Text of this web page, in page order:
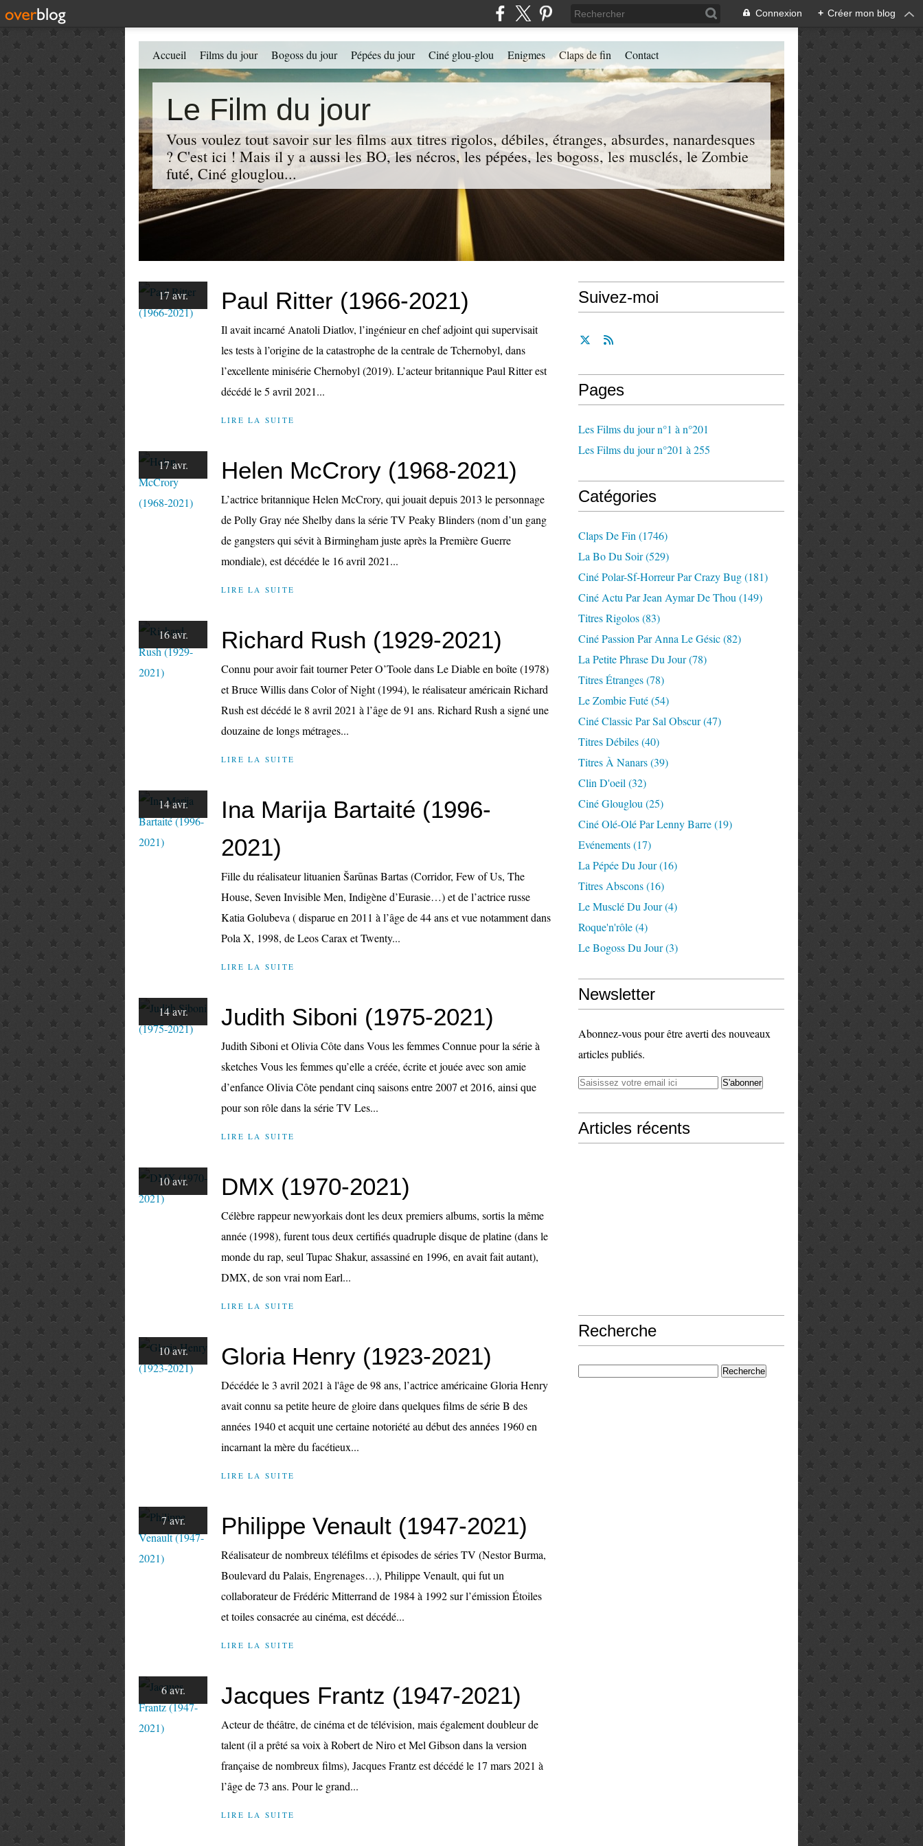
Connexion + Créer mon blog
Le Film du jour
Vous voulez tout savoir sur les films aux titres rigolos, débiles, étranges, absurdes, nanardesques
? C'est ici ! Mais il y a aussi les BO, les nécros, les pépées, les bogoss, les musclés, le Zombie
futé, Ciné glouglou...
Accueil Films du jour Bogoss du jour Pépées du jour Ciné glou-glou Enigmes Claps de fin Contact
17 avr. Paul Ritter (1966-2021)
Il avait incarné Anatoli Diatlov, l’ingénieur en chef adjoint qui supervisait
les tests à l’origine de la catastrophe de la centrale de Tchernobyl, dans
l’excellente minisérie Chernobyl (2019). L’acteur britannique Paul Ritter est
décédé le 5 avril 2021...
LIRE LA SUITE
17 avr. Helen McCrory (1968-2021)
L’actrice britannique Helen McCrory, qui jouait depuis 2013 le personnage
de Polly Gray née Shelby dans la série TV Peaky Blinders (nom d’un gang
de gangsters qui sévit à Birmingham juste après la Première Guerre
mondiale), est décédée le 16 avril 2021...
LIRE LA SUITE
16 avr. Richard Rush (1929-2021)
Connu pour avoir fait tourner Peter O’Toole dans Le Diable en boîte (1978)
et Bruce Willis dans Color of Night (1994), le réalisateur américain Richard
Rush est décédé le 8 avril 2021 à l’âge de 91 ans. Richard Rush a signé une
douzaine de longs métrages...
LIRE LA SUITE
14 avr.
Ina Marija Bartaité (1996-
2021)
Fille du réalisateur lituanien Šarūnas Bartas (Corridor, Few of Us, The
House, Seven Invisible Men, Indigène d’Eurasie…) et de l’actrice russe
Katia Golubeva ( disparue en 2011 à l’âge de 44 ans et vue notamment dans
Pola X, 1998, de Leos Carax et Twenty...
LIRE LA SUITE
14 avr. Judith Siboni (1975-2021)
Judith Siboni et Olivia Côte dans Vous les femmes Connue pour la série à
sketches Vous les femmes qu’elle a créée, écrite et jouée avec son amie
d’enfance Olivia Côte pendant cinq saisons entre 2007 et 2016, ainsi que
pour son rôle dans la série TV Les...
LIRE LA SUITE
10 avr. DMX (1970-2021)
Célèbre rappeur newyorkais dont les deux premiers albums, sortis la même
année (1998), furent tous deux certifiés quadruple disque de platine (dans le
monde du rap, seul Tupac Shakur, assassiné en 1996, en avait fait autant),
DMX, de son vrai nom Earl...
LIRE LA SUITE
10 avr. Gloria Henry (1923-2021)
Décédée le 3 avril 2021 à l'âge de 98 ans, l’actrice américaine Gloria Henry
avait connu sa petite heure de gloire dans quelques films de série B des
années 1940 et acquit une certaine notoriété au début des années 1960 en
incarnant la mère du facétieux...
LIRE LA SUITE
7 avr. Philippe Venault (1947-2021)
Réalisateur de nombreux téléfilms et épisodes de séries TV (Nestor Burma,
Boulevard du Palais, Engrenages…), Philippe Venault, qui fut un
collaborateur de Frédéric Mitterrand de 1984 à 1992 sur l’émission Étoiles
et toiles consacrée au cinéma, est décédé...
LIRE LA SUITE
6 avr. Jacques Frantz (1947-2021)
Acteur de théâtre, de cinéma et de télévision, mais également doubleur de
talent (il a prêté sa voix à Robert de Niro et Mel Gibson dans la version
française de nombreux films), Jacques Frantz est décédé le 17 mars 2021 à
l’âge de 73 ans. Pour le grand...
LIRE LA SUITE
Suivez-moi
Pages
Les Films du jour n°1 à n°201
Les Films du jour n°201 à 255
Catégories
Claps De Fin (1746)
La Bo Du Soir(529)
Ciné Polar-Sf-Horreur Par Crazy Bug(181)
Ciné Actu Par Jean Aymar De Thou (149)
Titres Rigolos(83)
Ciné Passion Par Anna Le Gésic(82)
La Petite Phrase Du Jour(78)
Titres Étranges(78)
Le Zombie Futé(54)
Ciné Classic Par Sal Obscur(47)
Titres Débiles(40)
Titres À Nanars(39)
Clin D'oeil (32)
Ciné Glouglou (25)
Ciné Olé-Olé Par Lenny Barre(19)
Evénements(17)
La Pépée Du Jour(16)
Titres Abscons(16)
Le Musclé Du Jour(4)
Roque'n'rôle(4)
Le Bogoss Du Jour(3)
Newsletter
Abonnez-vous pour être averti des nouveaux
articles publiés.
Articles récents
Recherche